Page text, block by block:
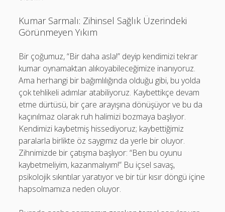
Kumar Sarmalı: Zihinsel Sağlık Üzerindeki
Görünmeyen Yıkım
Bir çoğumuz, “Bir daha asla!” deyip kendimizi tekrar
kumar oynamaktan alıkoyabileceğimize inanıyoruz.
Ama herhangi bir bağımlılığında olduğu gibi, bu yolda
çok tehlikeli adımlar atabiliyoruz. Kaybettikçe devam
etme dürtüsü, bir çare arayışına dönüşüyor ve bu da
kaçınılmaz olarak ruh halimizi bozmaya başlıyor.
Kendimizi kaybetmiş hissediyoruz; kaybettiğimiz
paralarla birlikte öz saygımız da yerle bir oluyor.
Zihnimizde bir çatışma başlıyor: “Ben bu oyunu
kaybetmeliyim, kazanmalıyım!” Bu içsel savaş,
psikolojik sıkıntılar yaratıyor ve bir tür kısır döngü içine
hapsolmamıza neden oluyor.